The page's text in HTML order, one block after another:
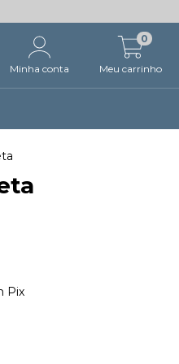
Minha conta Meu carrinho
0
Pix